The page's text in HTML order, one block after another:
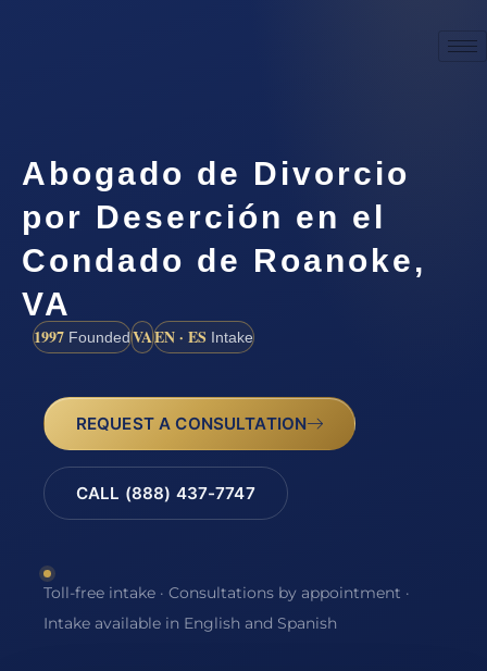
Abogado de Divorcio
por Deserción en el
Condado de Roanoke,
VA
1997 FoundedVAEN · ES Intake
REQUEST A CONSULTATION
CALL (888) 437-7747
Toll-free intake · Consultations by appointment ·
Intake available in English and Spanish